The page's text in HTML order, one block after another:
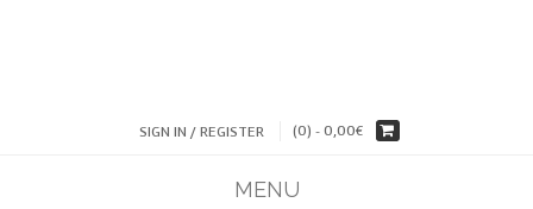
SIGN IN / REGISTER (0) -0,00€
MENU